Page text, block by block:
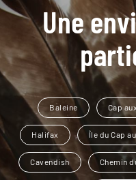
Une
Baleine Cap
Halifax Île du Cap
Cavendish Chemin